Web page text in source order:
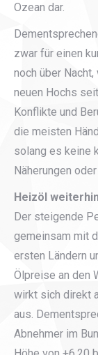
Ozean dar.
zwar für einen
noch über
neuen Hochs
Konflikte und
die meisten
solang es keine
Näherungen
Heizöl
Der steigende
gemeinsam mit
ersten Ländern
Ölpreise an den
wirkt sich direkt
aus.
Abnehmer im